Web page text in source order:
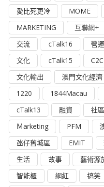
愛比死更冷
MOME
MARKETING
互聯網+
交流
cTalk16 營
文化
cTalk15 C2C
文化輸出
澳門文化經濟
1220
1844Macau
cTalk13
融資 社
Ｍarketing
PFM
氹仔舊城區
EMIT
生活
故事 藝術源
智能櫃
網紅 搞笑